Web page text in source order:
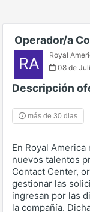
Operador/a
RA Royal
08 de
Descripción
más de 30 dias
En Royal
nuevos talentos
Contact Center,
gestionar las
ingresan por las
la compañía.